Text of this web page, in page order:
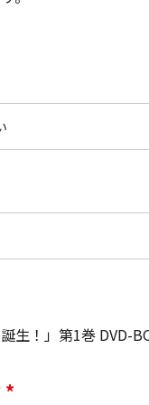
生！」第1巻 DVD-
*